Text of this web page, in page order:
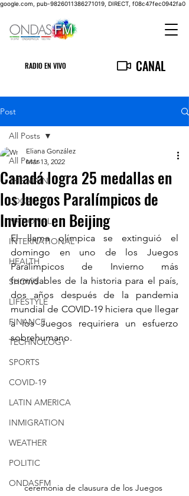
google.com, pub-9826011386271019, DIRECT, f08c47fec0942fa0
RADIO EN VIVO CANAL
Post
All Posts
THE MAIN
LOCAL
NATIONAL
INTERNATIONAL
HEALTH
SHOWS
LIFESTYLE
FINANCE
TECHNOLOGY
SPORTS
COVID-19
LATIN AMERICA
INMIGRATION
WEATHER
POLITIC
ONDASFM
All Posts
Canadá logra 25 medallas en
los Juegos Paralímpicos de
Invierno en Beijing
Eliana González
Mar 13, 2022
El llama olímpica se extinguió el
domingo en uno de los Juegos
Paralímpicos de Invierno más
formidables de la historia para el país,
dos años después de la pandemia
mundial de COVID-19 hiciera que llegar
a los Juegos requiriera un esfuerzo
sobrehumano.
ceremonia de clausura de los Juegos